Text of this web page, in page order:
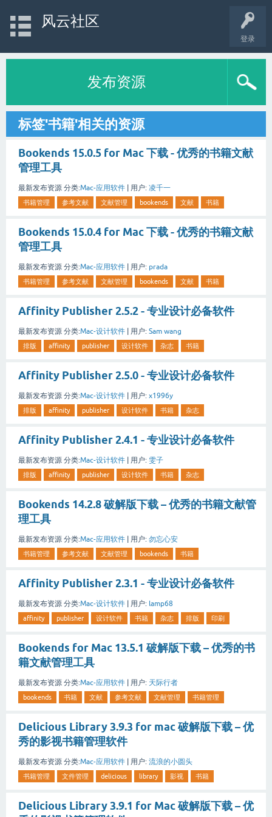
登录
风云社区
发布资源
标签'书籍'相关的资源
Bookends 15.0.5 for Mac 下载 - 优秀的书籍文献
管理工具
最新发布资源 分类:Mac-应用软件 用户: 凌千一
书籍管理 参考文献 文献管理 bookends 文献 书籍
Bookends 15.0.4 for Mac 下载 - 优秀的书籍文献
管理工具
最新发布资源 分类:Mac-应用软件 用户: prada
书籍管理 参考文献 文献管理 bookends 文献 书籍
Affinity Publisher 2.5.2 - 专业设计必备软件
最新发布资源 分类:Mac-设计软件 用户: Sam wang
排版 affinity publisher 设计软件 杂志 书籍
Affinity Publisher 2.5.0 - 专业设计必备软件
最新发布资源 分类:Mac-设计软件 | 用户: x1996y
排版 affinity publisher 设计软件 书籍 杂志
Affinity Publisher 2.4.1 - 专业设计必备软件
最新发布资源 分类:Mac-设计软件 | 用户: 雯子
排版 affinity publisher 设计软件 书籍 杂志
Bookends 14.2.8 破解版下载 – 优秀的书籍文献管
理工具
最新发布资源 分类:Mac-应用软件 | 用户: 勿忘心安
书籍管理 参考文献 文献管理 bookends 书籍
Affinity Publisher 2.3.1 - 专业设计必备软件
最新发布资源 分类:Mac-设计软件 | 用户: lamp68
affinity publisher 设计软件 书籍 杂志 排版 印刷
Bookends for Mac 13.5.1 破解版下载 – 优秀的书
籍文献管理工具
最新发布资源 分类:Mac-应用软件 | 用户: 天际行者
bookends 书籍 文献 参考文献 文献管理 书籍管理
Delicious Library 3.9.3 for mac 破解版下载 – 优
秀的影视书籍管理软件
最新发布资源 分类:Mac-应用软件 | 用户: 流浪的小圆头
书籍管理 文件管理 delicious library 影视 书籍
Delicious Library 3.9.1 for Mac 破解版下载 – 优